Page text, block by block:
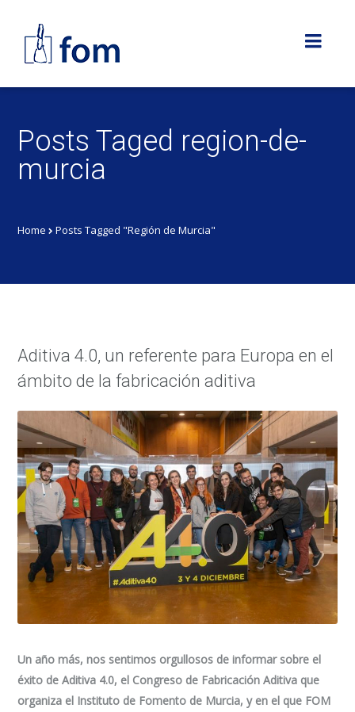
Posts Taged region-de-
murcia
Home Posts Tagged "Región de Murcia"
Aditiva 4.0, un referente para Europa en el
ámbito de la fabricación aditiva
Un año más, nos sentimos orgullosos de informar sobre el
éxito de Aditiva 4.0, el Congreso de Fabricación Aditiva que
organiza el Instituto de Fomento de Murcia, y en el que FOM